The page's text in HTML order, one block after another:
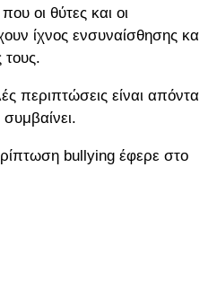
οι θύτες και οι
ίχνος ενσυναίσθησης και
τους.
περιπτώσεις είναι απόντα
bullying έφερε στο